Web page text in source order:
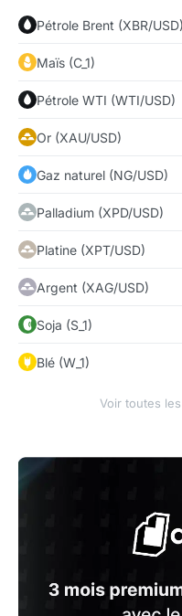
Pétrole Brent (XBR/USD)
Maïs (C_1)
Pétrole WTI (WTI/USD)
Or (XAU/USD)
Gaz naturel (NG/USD)
Palladium (XPD/USD)
Platine (XPT/USD)
Argent (XAG/USD)
Soja (S_1)
Blé (W_1)
Voir toutes